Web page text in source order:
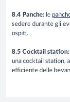
8.4 Panche: le
sedere durante gli
ospiti.
8.5 Cocktail station:
una cocktail station,
efficiente delle